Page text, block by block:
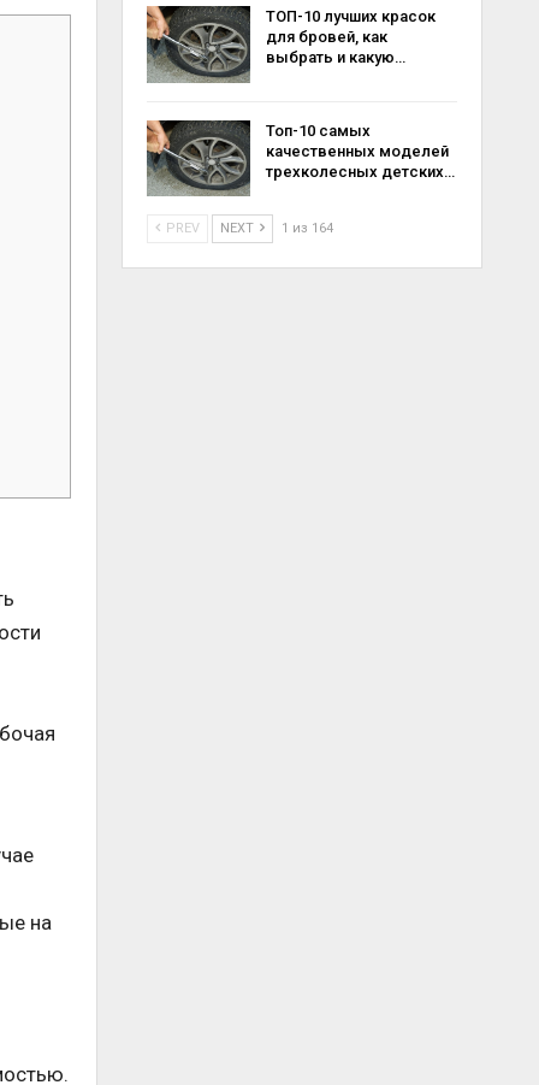
на
ТОП-10 лучших красок
для бровей, как
выбрать и какую…
Топ-10 самых
качественных моделей
трехколесных детских…
PREV NEXT 1 из 164